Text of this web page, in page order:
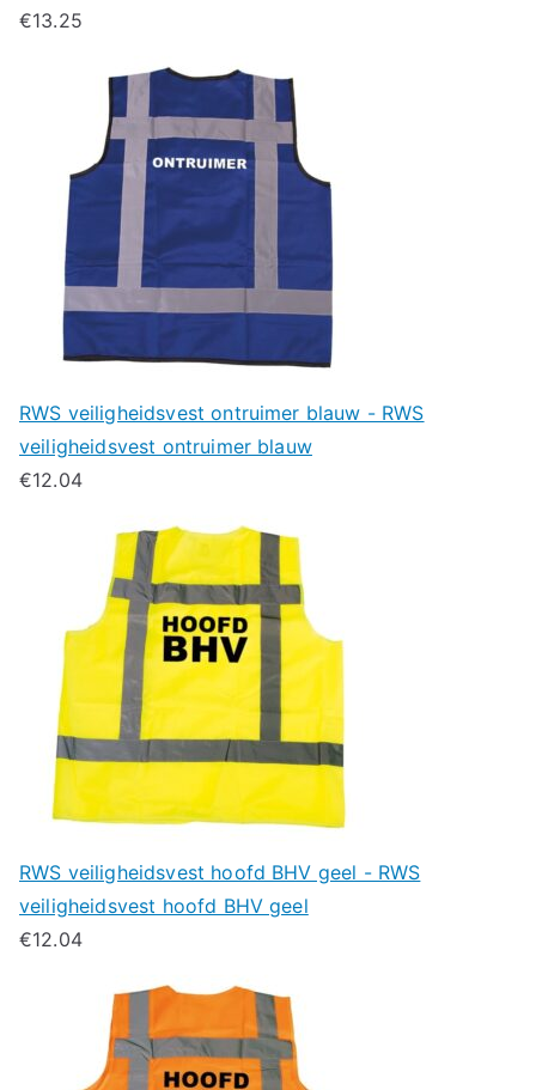
€13.25
RWS veiligheidsvest ontruimer blauw - RWS
veiligheidsvest ontruimer blauw
€12.04
RWS veiligheidsvest hoofd BHV geel - RWS
veiligheidsvest hoofd BHV geel
€12.04